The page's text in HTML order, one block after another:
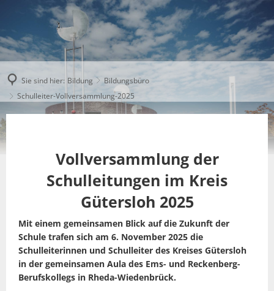
Sie sind hier: Bildung
Bildungsbüro
Schulleiter-Vollversammlung-2025
Vollversammlung der
Schulleitungen im Kreis
Gütersloh 2025
Mit einem gemeinsamen Blick auf die Zukunft der
Schule trafen sich am 6. November 2025 die
Schulleiterinnen und Schulleiter des Kreises Gütersloh
in der gemeinsamen Aula des Ems- und Reckenberg-
Berufskollegs in Rheda-Wiedenbrück.